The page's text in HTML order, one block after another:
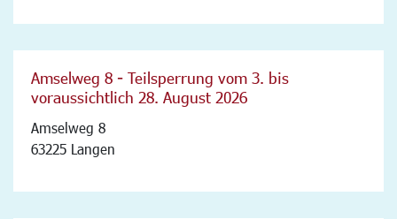
Amselweg 8 - Teilsperrung vom 3. bis
voraussichtlich 28. August 2026
Amselweg 8
63225 Langen